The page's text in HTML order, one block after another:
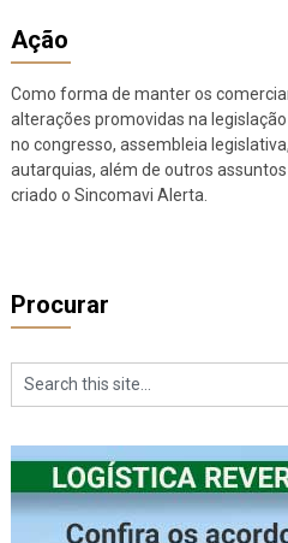
Ação
Como forma de manter os
alterações promovidas na
no congresso, assembleia
autarquias, além de outros
criado o Sincomavi Alerta.
Procurar